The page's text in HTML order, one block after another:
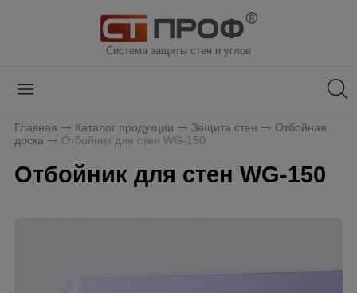
Система защиты стен и углов
Главная Каталог продукции Защита стен
Отбойная
доска
Отбойник для стен WG-150
Отбойник для стен WG-150